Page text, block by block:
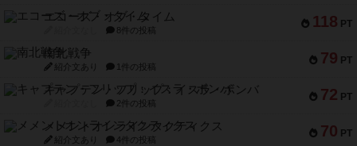
118 PT
エコーズ・オブ・タイム
8件の投稿
79 PT
南北戦争
紹介文あり 1件の投稿
72 PT
キャプテン・フリップ：イスラ・ボンバ
2件の投稿
70 PT
メメントオンラインタクティクス
紹介文あり 4件の投稿